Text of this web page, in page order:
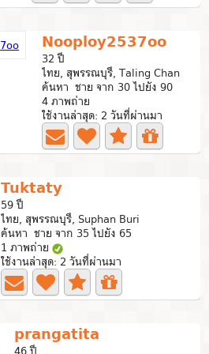
Nooploy2537oo
32 ปี
ไทย, สุพรรณบุรี, Taling Chan
ค้นหา ชาย จาก 30 ไปยัง 90
4 ภาพถ่าย
ใช้งานล่าสุด: 2 วันที่ผ่านมา
Tuktaty
59 ปี
ไทย, สุพรรณบุรี, Suphan Buri
ค้นหา ชาย จาก 35 ไปยัง 65
1 ภาพถ่าย
ใช้งานล่าสุด: 2 วันที่ผ่านมา
prangatita